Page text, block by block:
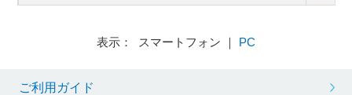
表示： スマートフォン ｜ PC
ご利用ガイド